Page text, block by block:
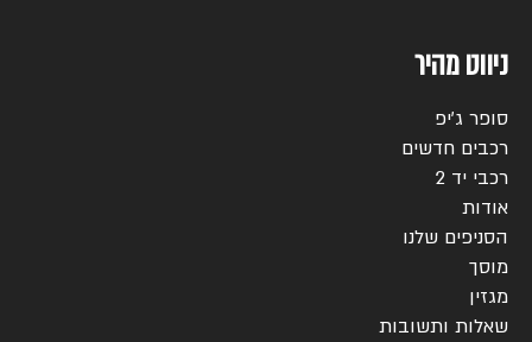
ניווט מהיר
סופר ג’יפ
רכבים חדשים
רכבי יד 2
אודות
הסניפים שלנו
מוסך
מגזין
שאלות ותשובות